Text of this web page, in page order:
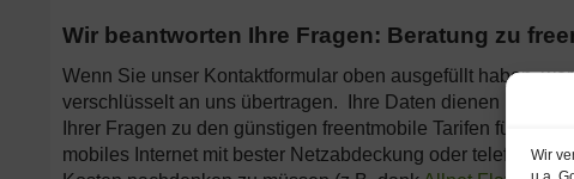
Wir
Wir beantworten Ihre Fragen: Beratung zu
Wenn Sie unser Kontaktformular oben ausgefüllt haben,
verschlüsselt an uns übertragen. Ihre Daten dienen
Ihrer Fragen zu den günstigen freentmobile Tarifen für
mobiles Internet mit bester Netzabdeckung oder